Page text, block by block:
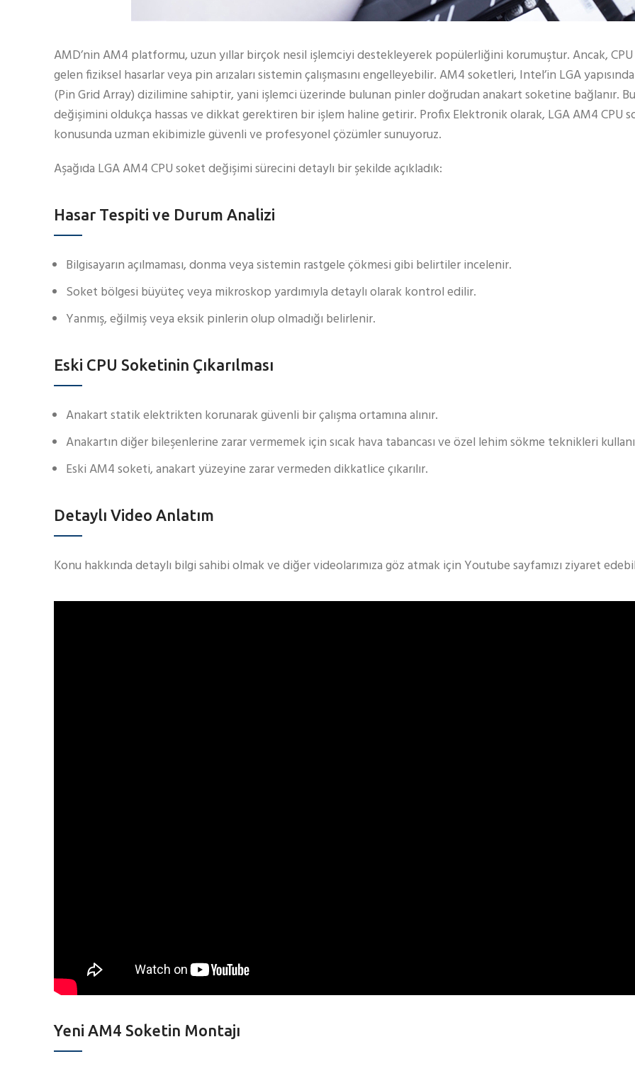
AMD’nin AM4 platformu, uzun yıllar birçok nesil işlemciyi destekleyerek popülerliğini korumuştur. Ancak,
gelen fiziksel hasarlar veya pin arızaları sistemin çalışmasını engelleyebilir. AM4 soketleri, Intel’in LGA
(Pin Grid Array) dizilimine sahiptir, yani işlemci üzerinde bulunan pinler doğrudan anakart soketine bağlanır.
değişimini oldukça hassas ve dikkat gerektiren bir işlem haline getirir. Profix Elektronik olarak, LGA AM4 CPU
konusunda uzman ekibimizle güvenli ve profesyonel çözümler sunuyoruz.
Aşağıda LGA AM4 CPU soket değişimi sürecini detaylı bir şekilde açıkladık:
Hasar Tespiti ve Durum Analizi
Bilgisayarın açılmaması, donma veya sistemin rastgele çökmesi gibi belirtiler incelenir.
Soket bölgesi büyüteç veya mikroskop yardımıyla detaylı olarak kontrol edilir.
Yanmış, eğilmiş veya eksik pinlerin olup olmadığı belirlenir.
Eski CPU Soketinin Çıkarılması
Anakart statik elektrikten korunarak güvenli bir çalışma ortamına alınır.
Anakartın diğer bileşenlerine zarar vermemek için sıcak hava tabancası ve özel lehim sökme teknikleri
Eski AM4 soketi, anakart yüzeyine zarar vermeden dikkatlice çıkarılır.
Detaylı Video Anlatım
Konu hakkında detaylı bilgi sahibi olmak ve diğer videolarımıza göz atmak için Youtube sayfamızı ziyaret
Yeni AM4 Soketin Montajı